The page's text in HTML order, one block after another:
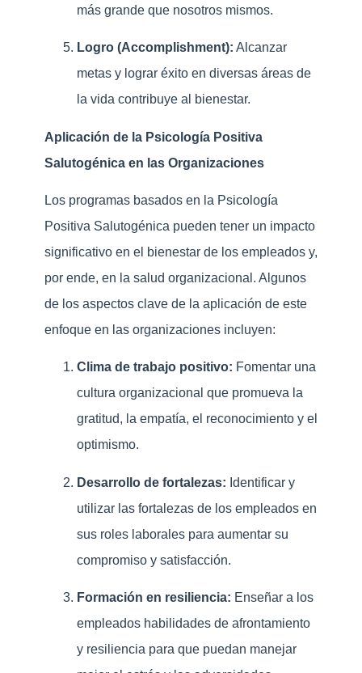
más grande que nosotros mismos.
Logro (Accomplishment): Alcanzar
metas y lograr éxito en diversas áreas de
la vida contribuye al bienestar.
Aplicación de la Psicología Positiva
Salutogénica en las Organizaciones
Los programas basados en la Psicología
Positiva Salutogénica pueden tener un impacto
significativo en el bienestar de los empleados y,
por ende, en la salud organizacional. Algunos
de los aspectos clave de la aplicación de este
enfoque en las organizaciones incluyen:
Clima de trabajo positivo: Fomentar una
cultura organizacional que promueva la
gratitud, la empatía, el reconocimiento y el
optimismo.
Desarrollo de fortalezas: Identificar y
utilizar las fortalezas de los empleados en
sus roles laborales para aumentar su
compromiso y satisfacción.
Formación en resiliencia: Enseñar a los
empleados habilidades de afrontamiento
y resiliencia para que puedan manejar